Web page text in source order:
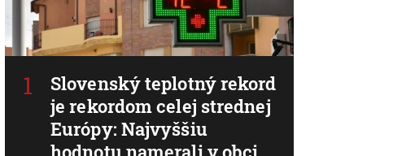
Slovenský teplotný rekord
je rekordom celej strednej
Európy: Najvyššiu